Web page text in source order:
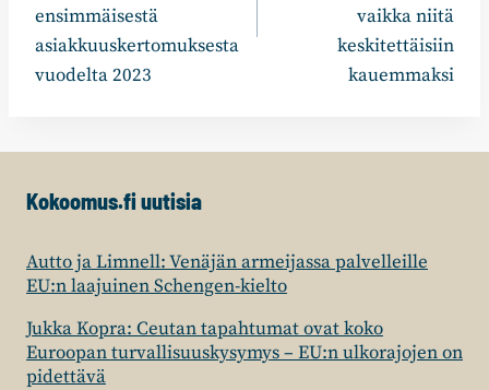
ensimmäisestä
asiakkuuskertomuksesta
vuodelta 2023
vaikka niitä
keskitettäisiin
kauemmaksi
Kokoomus.fi uutisia
Autto ja Limnell: Venäjän armeijassa palvelleille
EU:n laajuinen Schengen-kielto
Jukka Kopra: Ceutan tapahtumat ovat koko
Euroopan turvallisuuskysymys – EU:n ulkorajojen on
pidettävä